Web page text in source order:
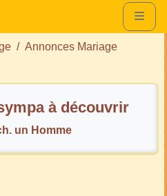
Annonces Mariage
à découvrir
un Homme